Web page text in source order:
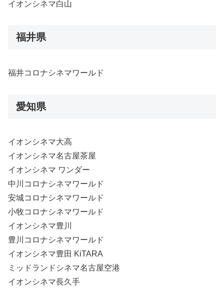
イオンシネマ白山
福井県
福井コロナシネマワールド
愛知県
イオンシネマ大高
イオンシネマ名古屋茶屋
イオンシネマ ワンダー
中川コロナシネマワールド
安城コロナシネマワールド
小牧コロナシネマワールド
イオンシネマ豊川
豊川コロナシネマワールド
イオンシネマ豊田 KiTARA
ミッドランドシネマ名古屋空港
イオンシネマ長久手